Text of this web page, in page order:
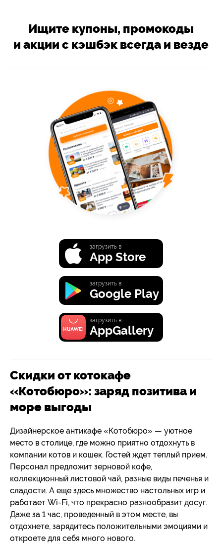
Ищите купоны, промокоды
и акции с кэшбэк всегда и везде
загрузить в
App Store
загрузить в
Google Play
загрузить в
AppGallery
Скидки от котокафе
«Котобюро»: заряд позитива и
море выгоды
Дизайнерское антикафе «Котобюро» — уютное
место в столице, где можно приятно отдохнуть в
компании котов и кошек. Гостей ждет теплый прием.
Персонал предложит зерновой кофе,
коллекционный листовой чай, разные виды печенья и
сладости. А еще здесь множество настольных игр и
работает Wi-Fi, что прекрасно разнообразит досуг.
Даже за 1 час, проведенный в этом месте, вы
отдохнете, зарядитесь положительными эмоциями и
откроете для себя много нового.